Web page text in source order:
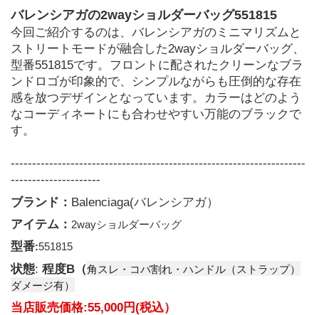
バレンシアガの2wayショルダーバッグ551815
今回ご紹介するのは、バレンシアガのミニマリズムと
ストリートモードが融合した2wayショルダーバッグ、
型番551815です。フロントに配されたクリーンなブラ
ンドロゴが印象的で、シンプルながらも圧倒的な存在
感を放つデザインとなっています。カラーはどのよう
なコーディネートにも合わせやすい万能のブラックで
す。
---------------------------------------------------------------------
---------------------
ブランド： Balenciaga(バレンシアガ）
アイテム： 2wayショルダーバッグ
型番:551815
状態: 程度B（角スレ・コバ割れ・ハンドル（ストラップ）
ダメージ有）
当店販売価格:55,000円(税込）